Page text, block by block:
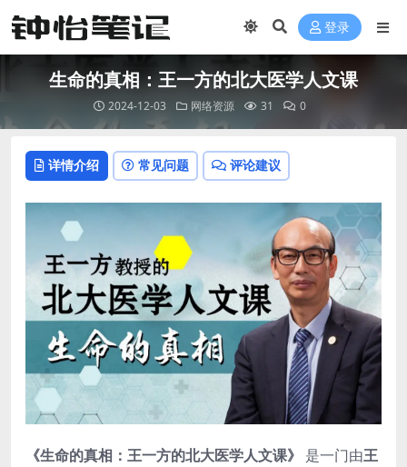
登录
生命的真相：王一方的北大医学人文课
2024-12-03 网络资源 31 0
详情介绍 常见问题 评论建议
《生命的真相：王一方的北大医学人文课》 是一门由王